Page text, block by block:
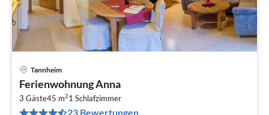
Tannheim
Ferienwohnung Anna
3 Gäste45 m21 Schlafzimmer
23 Bewertungen